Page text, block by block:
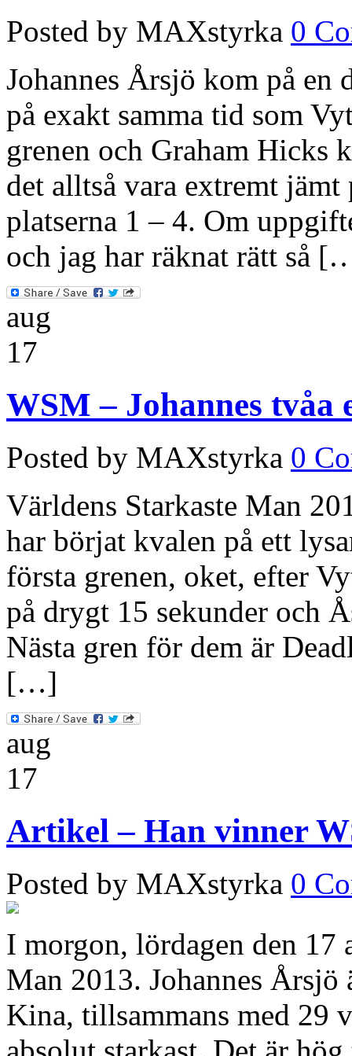
Posted by MAXstyrka 0
Johannes Årsjö kom på
på exakt samma tid som
grenen och Graham Hicks
det alltså vara extremt
platserna 1 – 4. Om
och jag har räknat rätt så
aug
17
WSM – Johannes tvåa
Posted by MAXstyrka 0
Världens Starkaste Man
har börjat kvalen på ett
första grenen, oket, efter
på drygt 15 sekunder och
Nästa gren för dem är
[…]
aug
17
Artikel – Han vinner
Posted by MAXstyrka 0
I morgon, lördagen den 17
Man 2013. Johannes Årsjö
Kina, tillsammans med 29